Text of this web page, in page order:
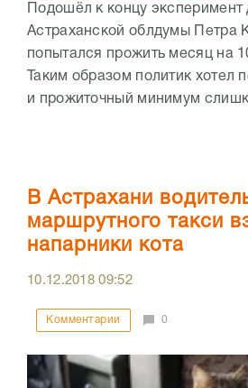
Подошёл к концу эксперимент
Астраханской облдумы Петра
попытался прожить месяц на
Таким образом политик хотел
и прожиточный минимум
В Астрахани
маршрутного такси
напарники кота
10.12.201809:52
Комментарии 0